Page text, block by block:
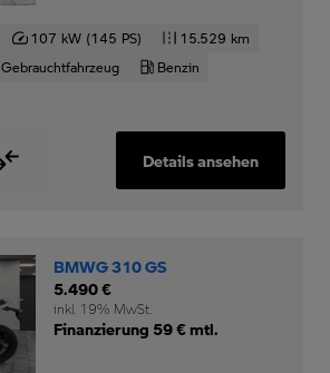
107 kW (145 PS)
15.529 km
Gebrauchtfahrzeug
Benzin
Details ansehen
BMWG 310 GS
5.490 €
inkl. 19% MwSt.
Finanzierung 59 € mtl.